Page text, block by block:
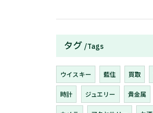
タグ Tags
ウイスキー 藍住 買取
時計 ジュエリー 貴金属